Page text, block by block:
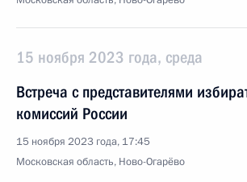
15 ноября 2023 года, среда
Встреча с представителями
комиссий России
15 ноября 2023 года, 17:45
Московская область, Ново-Огарёво